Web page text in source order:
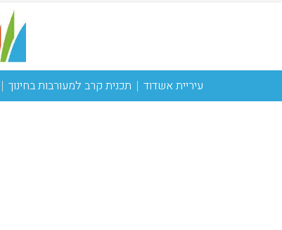
עיריית אשדוד תכנית קרב למעורבות בחינוך